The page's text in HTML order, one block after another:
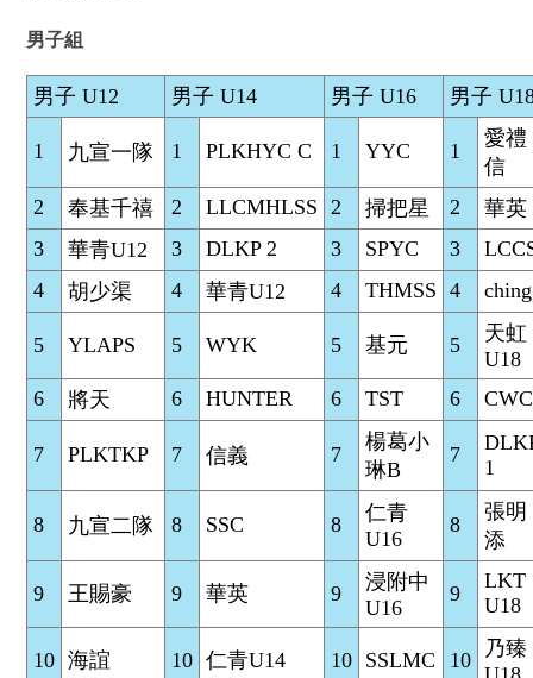
男子組
男子 U12 男子 U14 男子 U16 男子
1 九宣一隊 1 PLKHYC C 1 YYC 1
愛禮
信
2
奉基千禧 2 LLCMHLSS 2 掃把星 2
華英
3
華青U12 3 DLKP 2 3 SPYC 3
4
胡少渠 4 華青U12 4 THMSS 4 ching
5 YLAPS 5 WYK 5 基元 5
天虹
U18
6
將天 6 HUNTER 6 TST 6
7 PLKTKP 7 信義 7
楊葛小
琳B
7
1
8 九宣二隊 8 SSC 8
仁青
U16
8
張明
添
9 王賜豪 9 華英 9
浸附中
U16
9
LKT
U18
10 海誼 10 仁青U14 10 SSLMC 10
乃臻